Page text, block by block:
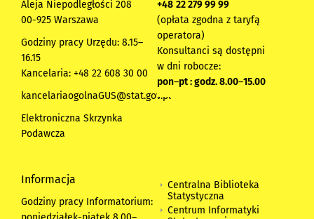
Aleja Niepodległości 208
00-925 Warszawa
Godziny pracy Urzędu: 8.15–
16.15
Kancelaria: +48 22 608 30 00
kancelariaogolnaGUS@stat.gov.pl
Elektroniczna Skrzynka
Podawcza
+48 22 279 99 99
(opłata zgodna z taryfą
operatora)
Konsultanci są dostępni
w dni robocze:
pon–pt : godz. 8.00–15.00
Informacja
Godziny pracy Informatorium:
Centralna Biblioteka
Statystyczna
Centrum Informatyki